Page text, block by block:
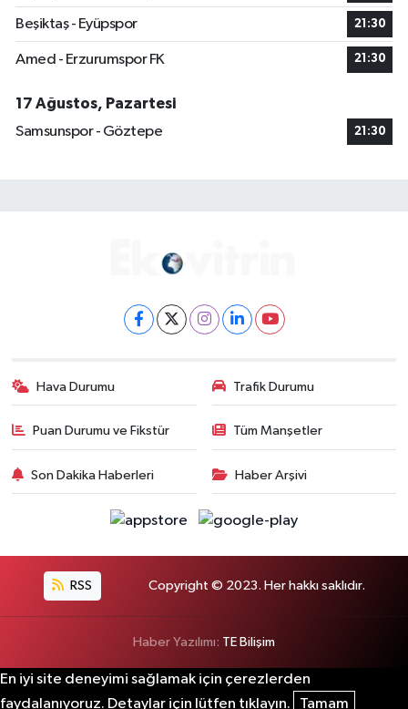
Beşiktaş - Eyüpspor 21:30
Amed - Erzurumspor FK 21:30
17 Ağustos, Pazartesi
Samsunspor - Göztepe
21:30
Hava Durumu Trafik Durumu
Puan Durumu ve Fikstür Tüm Manşetler
Son Dakika Haberleri Haber Arşivi
RSS Copyright © 2023. Her hakkı saklıdır.
Haber Yazılımı: TE Bilişim
En iyi site deneyimi sağlamak için çerezlerden
faydalanıyoruz. Detaylar için lütfen tıklayın.
Tamam